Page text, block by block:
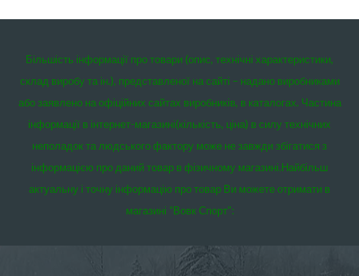
Більшість інформації про товари (опис, технічні характеристики,
склад виробу та ін.), представленої на сайті – надано виробниками
або заявлено на офіційних сайтах виробників, в каталогах. Частина
інформації в інтернет-магазині(кількість, ціна) в силу технічних
неполадок та людського фактору може не завжди збігатися з
інформацією про даний товар в фізичному магазині.Найбільш
актуальну і точну інформацію про товар Ви можете отримати в
магазині “Вовк Спорт”: